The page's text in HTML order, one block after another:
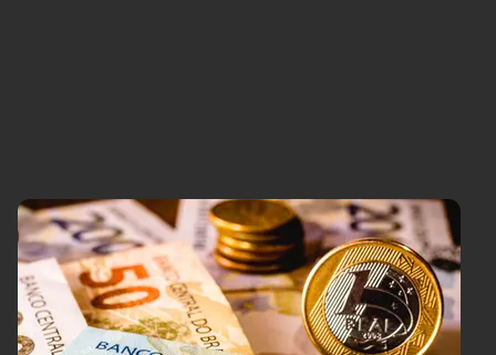
Agronegócios
Brasil
Brasil Mineral
Ciência &
Tecnologia
Cinema
Comportamento
Cultura
Economia
Educação
Infraestrutura
Meio Ambiente
Podcast
Política
Saúde
Tempo